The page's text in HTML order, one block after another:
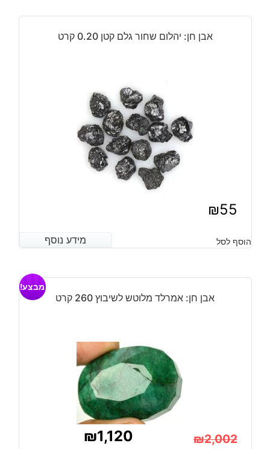
היה:
₪2,860.
הוא:
₪1,790.
אבן חן: יהלום שחור גלם קטן 0.20 קרט
₪55
מידע נוסף הוסף לסל מידע נוסף
אבן חן: אמרלד מלוטש לשיבוץ 260 קרט
מבצע!
₪2,002
₪1,120